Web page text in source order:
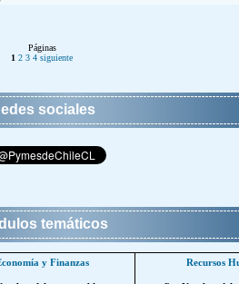
Páginas
1 2 3 4 siguiente
sociales
temáticos
y Finanzas Recursos